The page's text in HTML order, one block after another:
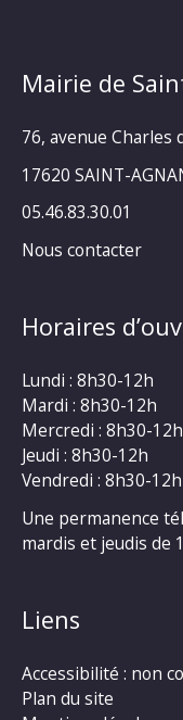
Mairie de
76, avenue Charles
17620 SAINT-
05.46.83.30.01
Nous contacter
Horaires
Lundi : 8h30-12h
Mardi : 8h30-12h
Mercredi : 8h30-
Jeudi : 8h30-12h
Vendredi : 8h30-
Une permanence
mardis et jeudis de
Liens
Accessibilité : non
Plan du site